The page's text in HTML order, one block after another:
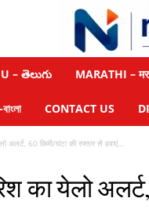
– తెలుగు MARATHI –
CONTACT US
अलर्ट, 60 किमी/घंटा की रफ्तार से हवाएं...
का येलो